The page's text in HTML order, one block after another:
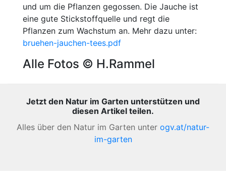
und um die Pflanzen gegossen. Die Jauche ist
eine gute Stickstoffquelle und regt die
Pflanzen zum Wachstum an. Mehr dazu unter:
bruehen-jauchen-tees.pdf
Alle Fotos © H.Rammel
Jetzt den Natur im Garten unterstützen und
diesen Artikel teilen.
Alles über den Natur im Garten unter ogv.at/natur-
im-garten